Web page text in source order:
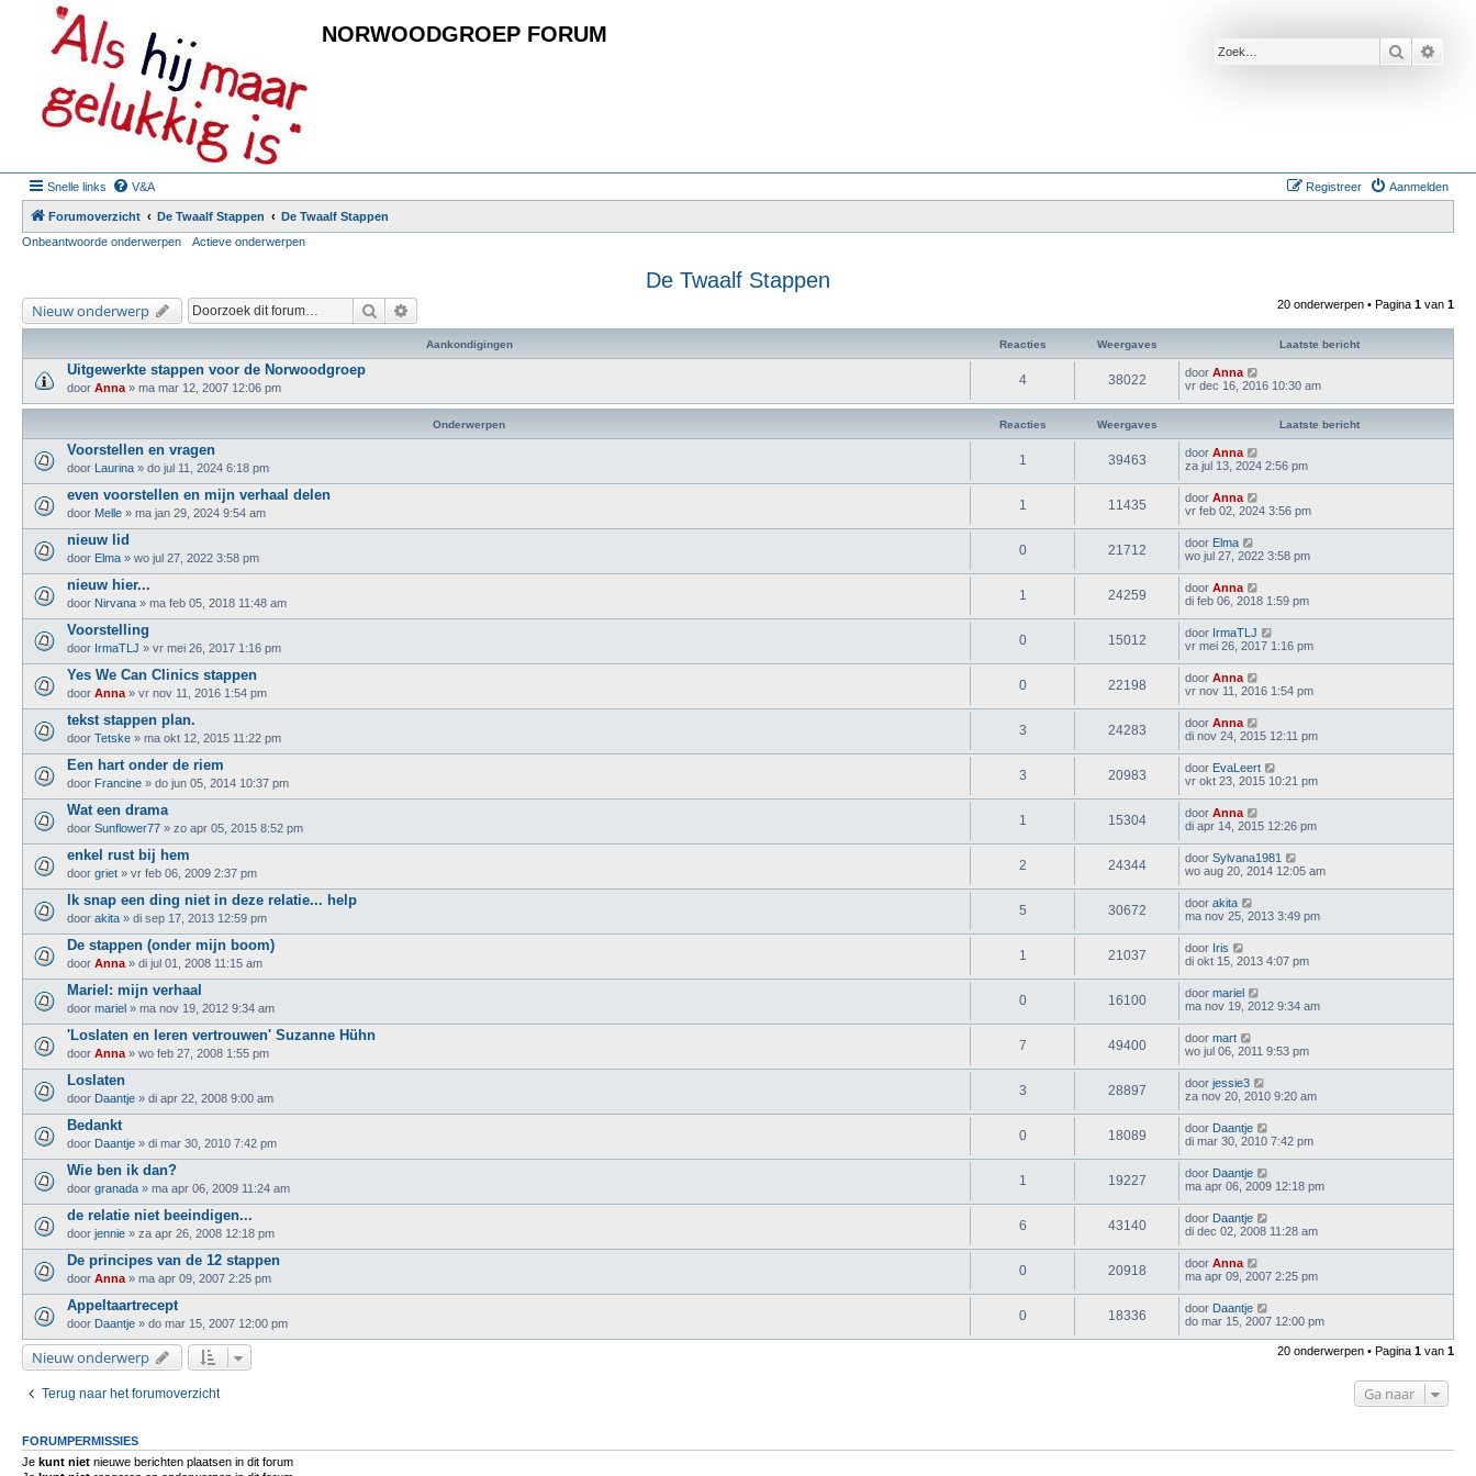
NORWOODGROEP FORUM
Zoek
Snelle links V&A Aanmelden
Registreer
Forumoverzicht De Twaalf Stappen
De Twaalf Stappen
Onbeantwoorde onderwerpen
Actieve onderwerpen
De Twaalf Stappen
Nieuw onderwerp Zoek 20 onderwerpen • Pagina 1 van 1
Aankondigingen Reacties Weergaves Laatste bericht
Uitgewerkte stappen voor de Norwoodgroep
door Anna » ma mar 12, 2007 12:06 pm
4 38022 door Anna
vr dec 16, 2016 10:30 am
Onderwerpen Reacties Weergaves Laatste bericht
Voorstellen en vragen
door Laurina » do jul 11, 2024 6:18 pm
1 39463 door Anna
za jul 13, 2024 2:56 pm
even voorstellen en mijn verhaal delen
door Melle » ma jan 29, 2024 9:54 am
1 11435 door Anna
vr feb 02, 2024 3:56 pm
nieuw lid
door Elma » wo jul 27, 2022 3:58 pm
0 21712 door Elma
wo jul 27, 2022 3:58 pm
nieuw hier...
door Nirvana » ma feb 05, 2018 11:48 am
1 24259 door Anna
di feb 06, 2018 1:59 pm
Voorstelling
door IrmaTLJ » vr mei 26, 2017 1:16 pm
0 15012 door IrmaTLJ
vr mei 26, 2017 1:16 pm
Yes We Can Clinics stappen
door Anna » vr nov 11, 2016 1:54 pm
0 22198 door Anna
vr nov 11, 2016 1:54 pm
tekst stappen plan.
door Tetske » ma okt 12, 2015 11:22 pm
3 24283 door Anna
di nov 24, 2015 12:11 pm
Een hart onder de riem
door Francine » do jun 05, 2014 10:37 pm
3 20983 door EvaLeert
vr okt 23, 2015 10:21 pm
Wat een drama
door Sunflower77 » zo apr 05, 2015 8:52 pm
1 15304 door Anna
di apr 14, 2015 12:26 pm
enkel rust bij hem
door griet » vr feb 06, 2009 2:37 pm
2 24344 door Sylvana1981
wo aug 20, 2014 12:05 am
Ik snap een ding niet in deze relatie... help
door akita » di sep 17, 2013 12:59 pm
5 30672 door akita
ma nov 25, 2013 3:49 pm
De stappen (onder mijn boom)
door Anna » di jul 01, 2008 11:15 am
1 21037 door Iris
di okt 15, 2013 4:07 pm
Mariel: mijn verhaal
door mariel » ma nov 19, 2012 9:34 am
0 16100 door mariel
ma nov 19, 2012 9:34 am
'Loslaten en leren vertrouwen' Suzanne Hühn
door Anna » wo feb 27, 2008 1:55 pm
7 49400 door mart
wo jul 06, 2011 9:53 pm
Loslaten
door Daantje » di apr 22, 2008 9:00 am
3 28897 door jessie3
za nov 20, 2010 9:20 am
Bedankt
door Daantje » di mar 30, 2010 7:42 pm
0 18089 door Daantje
di mar 30, 2010 7:42 pm
Wie ben ik dan?
door granada » ma apr 06, 2009 11:24 am
1 19227 door Daantje
ma apr 06, 2009 12:18 pm
de relatie niet beeindigen...
door jennie » za apr 26, 2008 12:18 pm
6 43140 door Daantje
di dec 02, 2008 11:28 am
De principes van de 12 stappen
door Anna » ma apr 09, 2007 2:25 pm
0 20918 door Anna
ma apr 09, 2007 2:25 pm
Appeltaartrecept
door Daantje » do mar 15, 2007 12:00 pm
0 18336 door Daantje
do mar 15, 2007 12:00 pm
Nieuw onderwerp 20 onderwerpen • Pagina 1 van 1
Terug naar het forumoverzicht Ga naar
FORUMPERMISSIES
Je kunt niet nieuwe berichten plaatsen in dit forum